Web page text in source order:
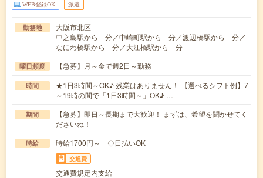
WEB登録OK 派遣
勤務地
大阪市北区
中之島駅から---分／中崎町駅から---分／渡辺橋駅から---分／
なにわ橋駅から---分／大江橋駅から---分
曜日頻度 【急募】月～金で週2日～勤務
時間
★1日3時間～OK♪ 残業はありません！ 【選べるシフト例】7
～19時の間で「1日3時間～」OK♪ …
期間
【急募】即日～長期まで大歓迎！ まずは、希望を聞かせてく
ださいね！
時給 時給1700円～ ◇日払いOK
交通費
交通費規定内支給